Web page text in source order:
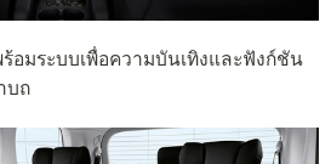
อมระบบเพื่อความบันเทิงและฟังก์ชัน
บถ